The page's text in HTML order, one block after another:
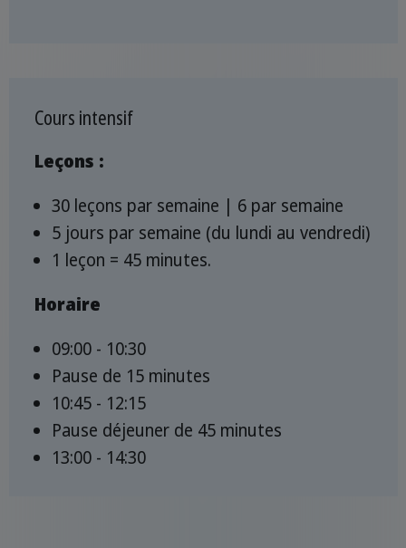
Cours intensif
Leçons :
30 leçons par semaine | 6 par semaine
5 jours par semaine (du lundi au vendredi)
1 leçon = 45 minutes.
Horaire
09:00 - 10:30
Pause de 15 minutes
10:45 - 12:15
Pause déjeuner de 45 minutes
13:00 - 14:30